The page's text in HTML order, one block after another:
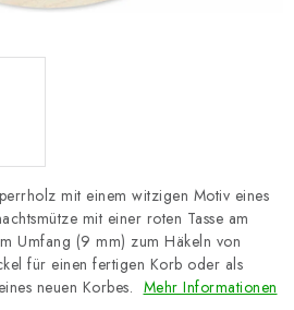
mit einem witzigen Motiv eines
mit einer roten Tasse am
Umfang (9 mm) zum Häkeln von
für einen fertigen Korb oder als
neuen Korbes. Mehr Informationen